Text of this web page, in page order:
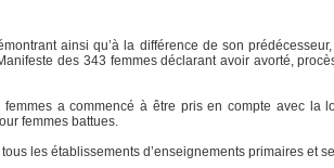
ainsi qu’à la différence de son
des 343 femmes déclarant avoir avorté,
a commencé à être pris en compte avec
femmes battues.
les établissements d’enseignements primaires et